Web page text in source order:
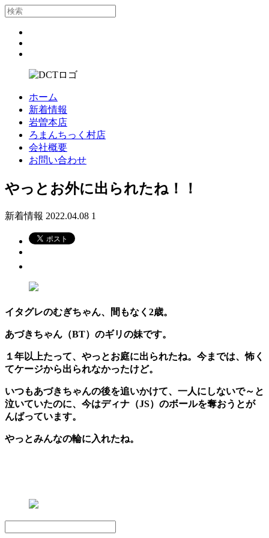
ホーム
新着情報
岩曽本店
ろまんちっく村店
会社概要
お問い合わせ
やっとお外に出られたね！！
新着情報 2022.04.08 1
イタグレのむぎちゃん、間もなく2歳。
あづきちゃん（BT）のギリの妹です。
１年以上たって、やっとお庭に出られたね。今までは、怖く
てケージから出られなかったけど。
いつもあづきちゃんの後を追いかけて、一人にしないで～と
泣いていたのに、今はディナ（JS）のボールを奪おうとが
んばっています。
やっとみんなの輪に入れたね。